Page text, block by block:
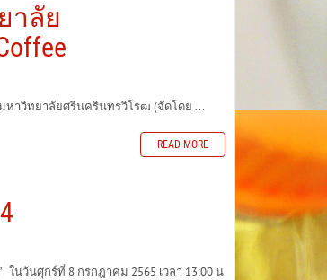
าลัย
าวิทยาลัยศรีนครินทรวิโรฒ (จัดโดย ...
READ MORE
วันศุกร์ที่ 8 กรกฎาคม 2565 เวลา 13:00 น.